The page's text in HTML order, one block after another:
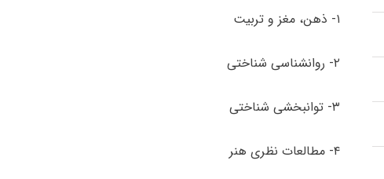
۱- ذهن، مغز و تربیت
۲- روانشناسی شناختی
۳- توانبخشی شناختی
۴- مطالعات نظری هنر